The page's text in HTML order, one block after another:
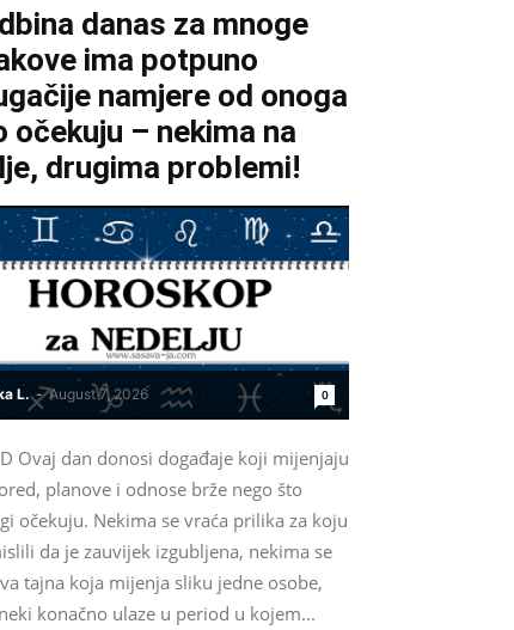
danas za mnoge
ima potpuno
namjere od onoga
očekuju – nekima na
drugima problemi!
L. - August 7, 2026 0
Ovaj dan donosi događaje koji mijenjaju
planove i odnose brže nego što
očekuju. Nekima se vraća prilika za koju
da je zauvijek izgubljena, nekima se
tajna koja mijenja sliku jedne osobe,
konačno ulaze u period u kojem...